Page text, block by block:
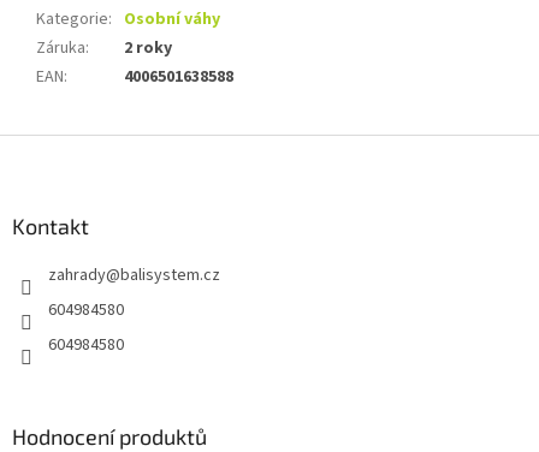
Kategorie: Osobní váhy
Záruka:
2 roky
EAN: 4006501638588
Kontakt
zahrady@balisystem.cz
604984580
604984580
Hodnocení produktů